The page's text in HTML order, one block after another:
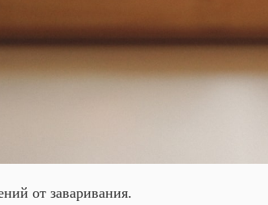
от заваривания.